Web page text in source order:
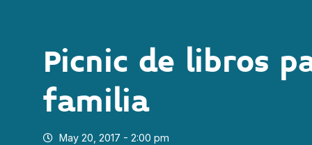
Picnic de libros
familia
May 20, 2017 - 2:00 pm